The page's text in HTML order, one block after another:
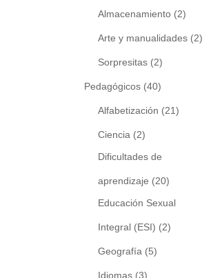
Almacenamiento (2)
Arte y manualidades (2)
Sorpresitas (2)
Pedagógicos (40)
Alfabetización (21)
Ciencia (2)
Dificultades de
aprendizaje (20)
Educación Sexual
Integral (ESI) (2)
Geografía (5)
Idiomas (3)